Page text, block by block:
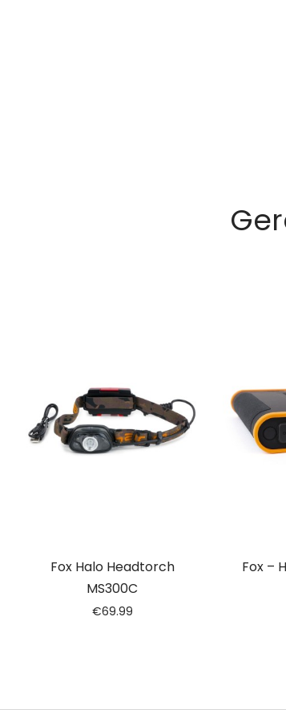
Fox Halo Headtorch
MS300C
€69.99
Fox –